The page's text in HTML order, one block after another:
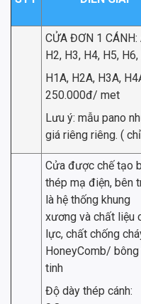
CỬA ĐƠN 1 CÁNH:
H2, H3, H4, H5,
H1A, H2A, H3A,
250.000đ/ met
Lưu ý: mẫu pano
giá riêng riêng. (
Cửa được chế tạo
thép mạ điện, bên
là hệ thống khung
xương và chất liệu
lực, chất chống
HoneyComb/
tinh
Độ dày thép cánh: